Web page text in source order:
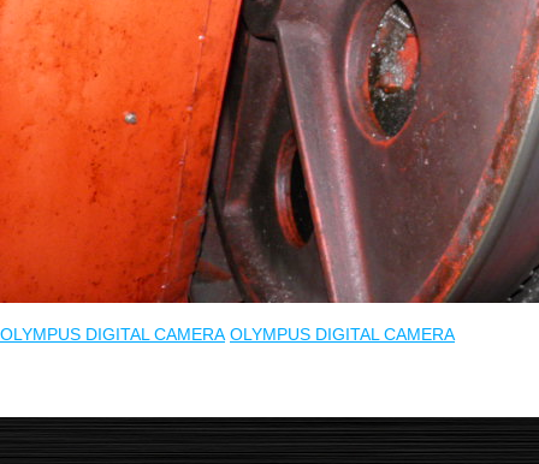
OLYMPUS DIGITAL CAMERA OLYMPUS DIGITAL CAMERA